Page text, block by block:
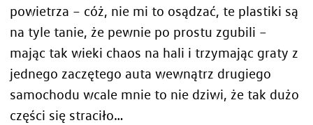
powietrza – cóż, nie mi to osądzać, te plastiki są
na tyle tanie, że pewnie po prostu zgubili –
mając tak wieki chaos na hali i trzymając graty z
jednego zaczętego auta wewnątrz drugiego
samochodu wcale mnie to nie dziwi, że tak dużo
części się straciło…